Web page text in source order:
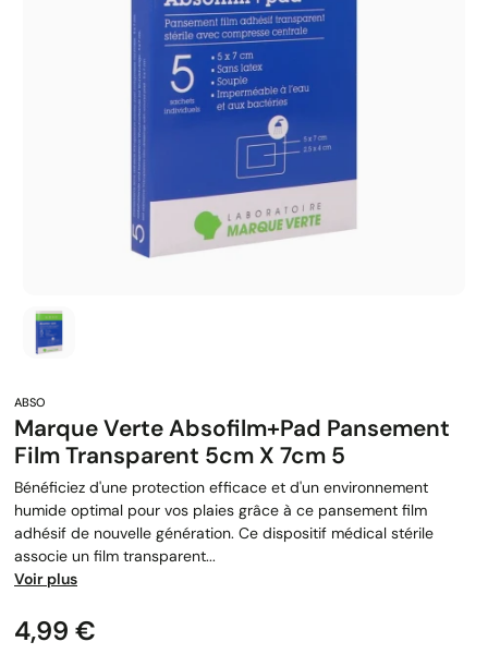
Marque Verte Absofilm+pad Pansement
Film Transparent 5cm X 7cm 5
Bénéficiez d'une protection efficace et d'un environnement
humide optimal pour vos plaies grâce à ce pansement film
adhésif de nouvelle génération. Ce dispositif médical stérile
associe un film transparent...
Voir plus
Prix
4,99 €